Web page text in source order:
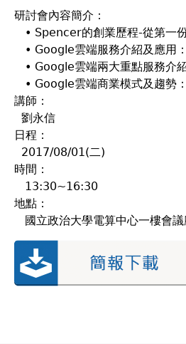
研討會內容簡介：
• Spencer的創業歷程-從第一
• Google雲端服務介紹及應用
• Google雲端兩大重點服務
• Google雲端商業模式及趨勢
講師：
劉永信
日程：
2017/08/01(二)
時間：
13:30~16:30
地點：
國立政治大學電算中心一樓會議